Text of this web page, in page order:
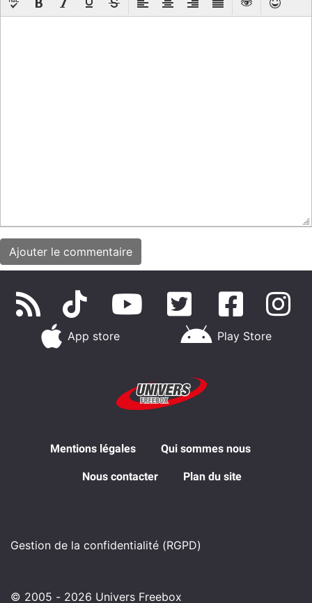
App store Play Store
Mentions légales Qui sommes nous
Nous contacter Plan du site
Gestion de la confidentialité (RGPD)
© 2005 - 2026 Univers Freebox